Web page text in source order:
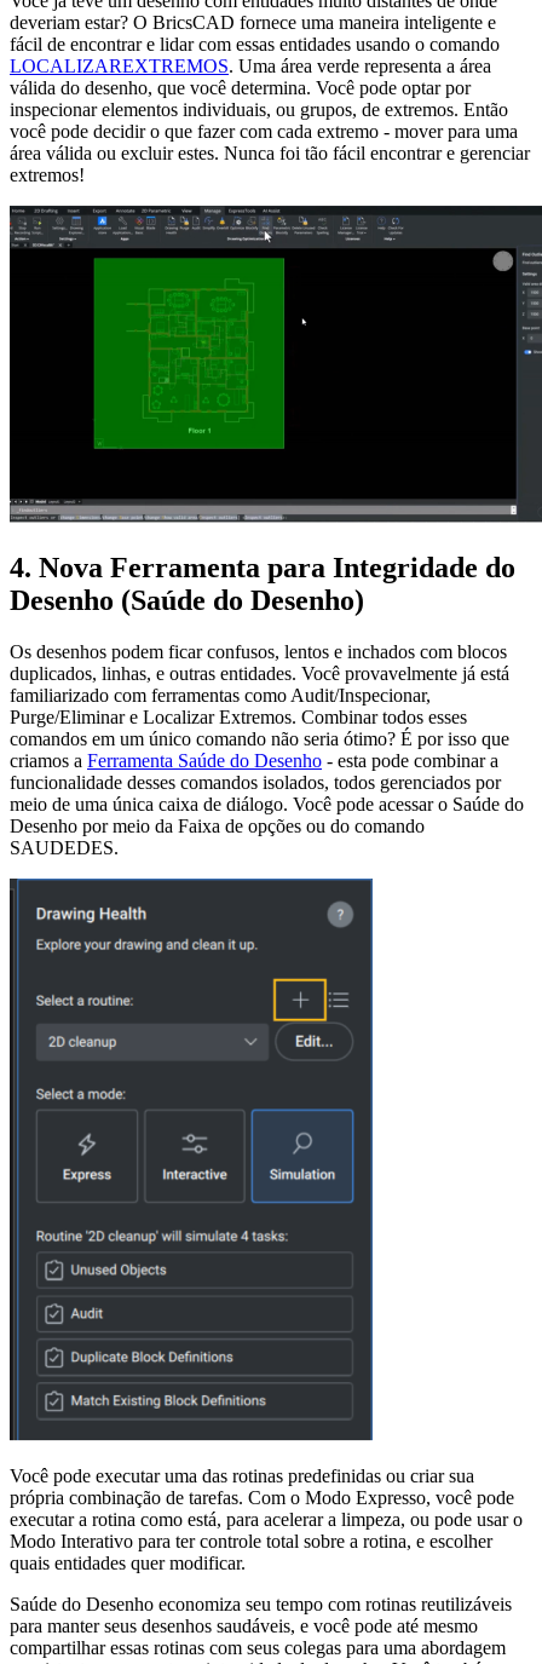
deveriam estar? O BricsCAD fornece uma maneira inteligente e
fácil de encontrar e lidar com essas entidades usando o comando
LOCALIZAREXTREMOS. Uma área verde representa a área
válida do desenho, que você determina. Você pode optar por
inspecionar elementos individuais, ou grupos, de extremos. Então
você pode decidir o que fazer com cada extremo - mover para uma
área válida ou excluir estes. Nunca foi tão fácil encontrar e gerenciar
extremos!
4. Nova Ferramenta para Integridade do
Desenho (Saúde do Desenho)
Os desenhos podem ficar confusos, lentos e inchados com blocos
duplicados, linhas, e outras entidades. Você provavelmente já está
familiarizado com ferramentas como Audit/Inspecionar,
Purge/Eliminar e Localizar Extremos. Combinar todos esses
comandos em um único comando não seria ótimo? É por isso que
criamos a Ferramenta Saúde do Desenho - esta pode combinar a
funcionalidade desses comandos isolados, todos gerenciados por
meio de uma única caixa de diálogo. Você pode acessar o Saúde do
Desenho por meio da Faixa de opções ou do comando
SAUDEDES.
Você pode executar uma das rotinas predefinidas ou criar sua
própria combinação de tarefas. Com o Modo Expresso, você pode
executar a rotina como está, para acelerar a limpeza, ou pode usar o
Modo Interativo para ter controle total sobre a rotina, e escolher
quais entidades quer modificar.
Saúde do Desenho economiza seu tempo com rotinas reutilizáveis
para manter seus desenhos saudáveis, e você pode até mesmo
compartilhar essas rotinas com seus colegas para uma abordagem